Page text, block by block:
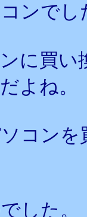
ンで
に買
よね。
コン
した。